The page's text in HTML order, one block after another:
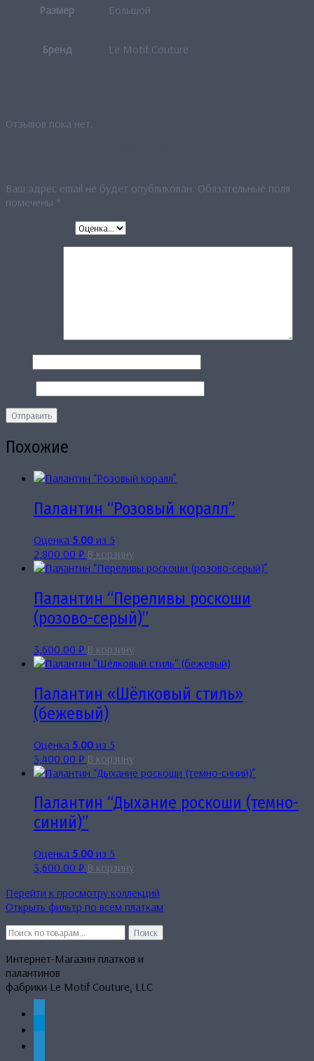
Размер Большой
Бренд Le Motif Couture
Отзывов пока нет.
Ваш адрес email не будет опубликован. Обязательные поля
помечены *
Похожие
Палантин “Розовый коралл”
Оценка 5.00 из 5
2,800.00 ₽ В корзину
Палантин “Переливы роскоши
(розово-серый)”
3,600.00 ₽ В корзину
Палантин «Шёлковый стиль»
(бежевый)
Оценка 5.00 из 5
3,400.00 ₽ В корзину
Палантин “Дыхание роскоши (темно-
синий)”
Оценка 5.00 из 5
3,600.00 ₽ В корзину
Перейти к просмотру коллекций
Открыть фильтр по всем платкам
Искать:
Поиск
Интернет-Магазин платков и
палантинов
фабрики Le Motif Couture, LLC